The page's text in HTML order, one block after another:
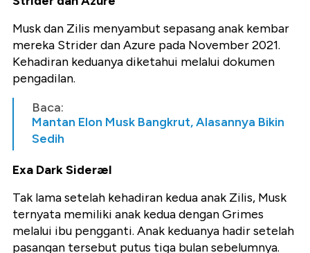
Musk dan Zilis menyambut sepasang anak kembar
mereka Strider dan Azure pada November 2021.
Kehadiran keduanya diketahui melalui dokumen
pengadilan.
Baca:
Mantan Elon Musk Bangkrut, Alasannya Bikin
Sedih
Exa Dark Sideræl
Tak lama setelah kehadiran kedua anak Zilis, Musk
ternyata memiliki anak kedua dengan Grimes
melalui ibu pengganti. Anak keduanya hadir setelah
pasangan tersebut putus tiga bulan sebelumnya.